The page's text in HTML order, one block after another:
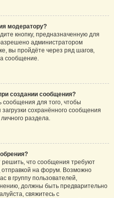
модератору?
кнопку, предназначенную для
администратором
вы пройдёте через ряд шагов,
сообщение.
создании сообщения?
сообщения для того, чтобы
сохранённого сообщения
раздела.
что сообщения требуют
отправкой на форум. Возможно
в группу пользователей,
должны быть предварительно
свяжитесь с